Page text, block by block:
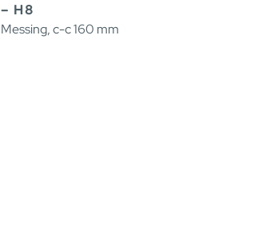
– H8
Messing, c-c 160 mm